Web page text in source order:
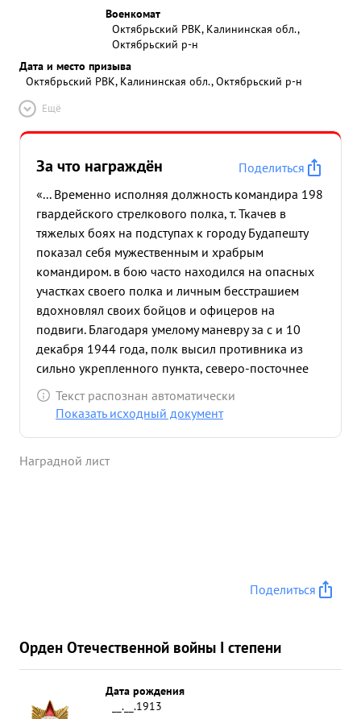
Военкомат
Октябрьский РВК, Калининская обл.,
Октябрьский р-н
Дата и место призыва
Октябрьский РВК, Калининская обл., Октябрьский р-н
Ещё
За что награждён
Поделиться
«... Временно исполняя должность командира 198
гвардейского стрелкового полка, т. Ткачев в
тяжелых боях на подступах к городу Будапешту
показал себя мужественным и храбрым
командиром. в бою часто находился на опасных
участках своего полка и личным бесстрашием
вдохновлял своих бойцов и офицеров на
подвиги. Благодаря умелому маневру за с и 10
декабря 1944 года, полк высил противника из
сильно укрепленного пункта, северо-посточнее
населенного пункта Дунахарасии, овладев
высотами №121, понеся при этом незначительные
противника, захватив при этом 120 винтовок, 3
Текст распознан автоматически
Показать исходный документ
Наградной лист
Поделиться
Орден Отечественной войны I степени
Дата рождения
__.__.1913